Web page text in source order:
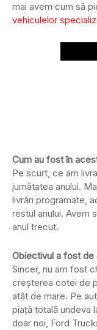
mai avem cum să
vehiculelor
Cum au fost în
Pe scurt, ce am
jumătatea anului.
livrări programate,
restul anului. Avem
anul trecut.
Obiectivul a fost de
Sincer, nu am fost
creșterea cotei de
atât de mare. Pe
piață totală undeva
doar noi, Ford